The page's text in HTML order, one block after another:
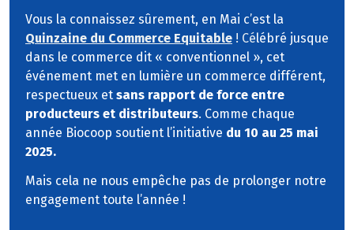
Vous la connaissez sûrement, en Mai c’est la
Quinzaine du Commerce Equitable ! Célébré jusque
dans le commerce dit « conventionnel », cet
événement met en lumière un commerce différent,
respectueux et sans rapport de force entre
producteurs et distributeurs. Comme chaque
année Biocoop soutient l’initiative du 10 au 25 mai
2025.
Mais cela ne nous empêche pas de prolonger notre
engagement toute l’année !